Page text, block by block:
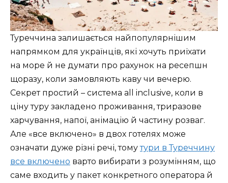
Туреччина залишається найпопулярнішим
напрямком для українців, які хочуть приїхати
на море й не думати про рахунок на ресепшн
щоразу, коли замовляють каву чи вечерю.
Секрет простий – система all inclusive, коли в
ціну туру закладено проживання, триразове
харчування, напої, анімацію й частину розваг.
Але «все включено» в двох готелях може
означати дуже різні речі, томутури в Туреччину
все включено варто вибирати з розумінням, що
саме входить у пакет конкретного оператора й